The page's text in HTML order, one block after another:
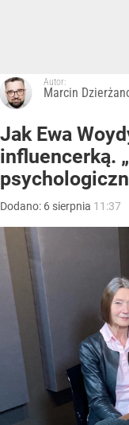
Autor:
Marcin
Jak Ewa
influencerką.
Dodano: 6 sierpnia 11:37